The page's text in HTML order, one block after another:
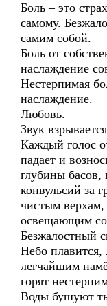
Боль – это
самому.
самим собой.
Боль от
наслаждение
Нестерпимая
наслаждение.
Любовь.
Звук
Каждый голос
падает и
глубины
конвульсий за
чистым
освещающим
Безжалостный
Небо плавится,
легчайшим
горят
Воды бушуют